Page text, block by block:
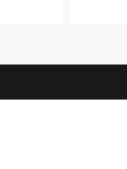
küme
açmış